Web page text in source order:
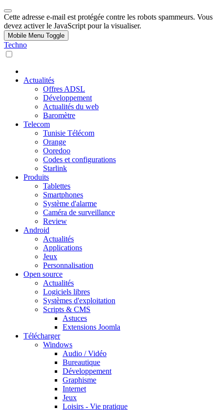
Cette adresse e-mail est protégée contre les robots spammeurs. Vous
devez activer le JavaScript pour la visualiser.
Mobile Menu Toggle
Techno
Actualités
Offres ADSL
Développement
Actualités du web
Baromètre
Telecom
Tunisie Télécom
Orange
Ooredoo
Codes et configurations
Starlink
Produits
Tablettes
Smartphones
Système d'alarme
Caméra de surveillance
Review
Android
Actualités
Applications
Jeux
Personnalisation
Open source
Actualités
Logiciels libres
Systèmes d'exploitation
Scripts & CMS
Astuces
Extensions Joomla
Télécharger
Windows
Audio / Vidéo
Bureautique
Développement
Graphisme
Internet
Jeux
Loisirs - Vie pratique